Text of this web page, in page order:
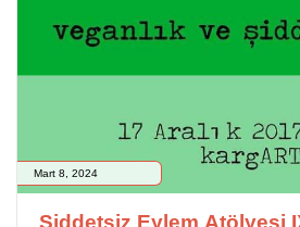
Mart 8, 2024
Şiddetsiz Eylem Atölyesi